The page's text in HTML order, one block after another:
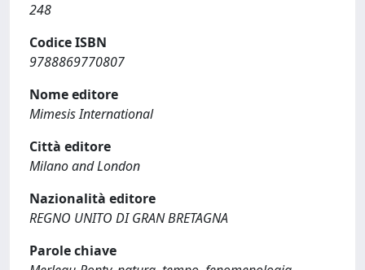
248
Codice ISBN
9788869770807
Nome editore
Mimesis International
Città editore
Milano and London
Nazionalità editore
REGNO UNITO DI GRAN BRETAGNA
Parole chiave